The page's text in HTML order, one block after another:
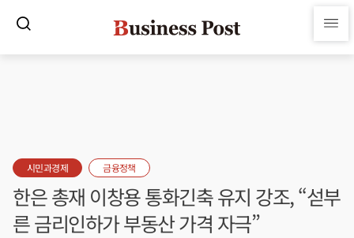
시민과경제 금융정책
한은 총재 이창용 통화긴축 유지 강조, “섣부
른 금리인하가 부동산 가격 자극”